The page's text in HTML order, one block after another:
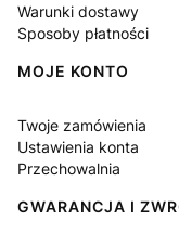
Warunki dostawy
Sposoby płatności
MOJE KONTO
Twoje zamówienia
Ustawienia konta
Przechowalnia
GWARANCJA I